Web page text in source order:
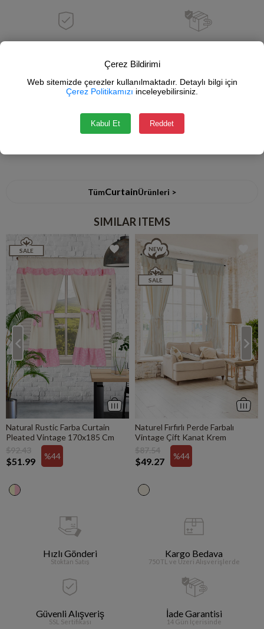
Add to Collection
Notify me when the price goes down
TümCurtainÜrünleri >
SIMILAR ITEMS
Natural Rustic Farba Curtain
Pleated Vintage 170x185 Cm
$51.99 %44
SALE
Naturel Fırfırlı Perde Farbalı
Vintage Çift Kanat Krem
$49.27 %44
NEW
ITEM
SALE
Hızlı Gönderi
Stoktan Satış
Kargo Bedava
750 TL ve Üzeri Alışverişlerde
Güvenli Alışveriş
SSL Sertifikası
İade Garantisi
14 Gün İçerisinde
Çerez Bildirimi
Web sitemizde çerezler kullanılmaktadır. Detaylı bilgi için
Çerez Politikamızı inceleyebilirsiniz.
Kabul Et Reddet